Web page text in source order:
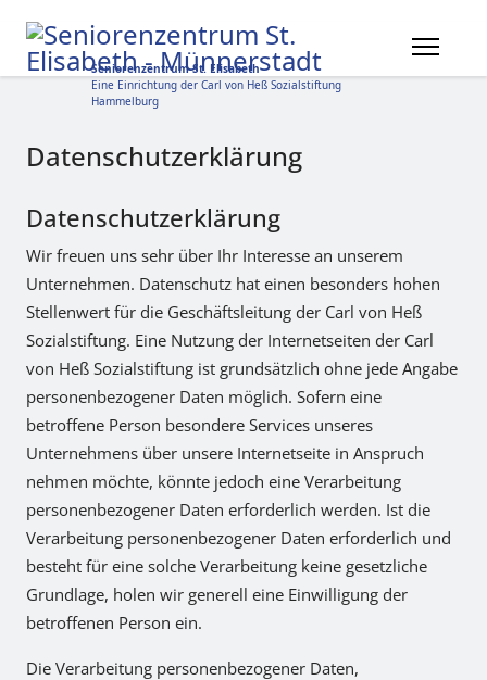
Seniorenzentrum St. Elisabeth
Eine Einrichtung der Carl von Heß Sozialstiftung
Hammelburg
Datenschutzerklärung
Datenschutzerklärung
Wir freuen uns sehr über Ihr Interesse an unserem
Unternehmen. Datenschutz hat einen besonders hohen
Stellenwert für die Geschäftsleitung der Carl von Heß
Sozialstiftung. Eine Nutzung der Internetseiten der Carl
von Heß Sozialstiftung ist grundsätzlich ohne jede Angabe
personenbezogener Daten möglich. Sofern eine
betroffene Person besondere Services unseres
Unternehmens über unsere Internetseite in Anspruch
nehmen möchte, könnte jedoch eine Verarbeitung
personenbezogener Daten erforderlich werden. Ist die
Verarbeitung personenbezogener Daten erforderlich und
besteht für eine solche Verarbeitung keine gesetzliche
Grundlage, holen wir generell eine Einwilligung der
betroffenen Person ein.
Die Verarbeitung personenbezogener Daten,